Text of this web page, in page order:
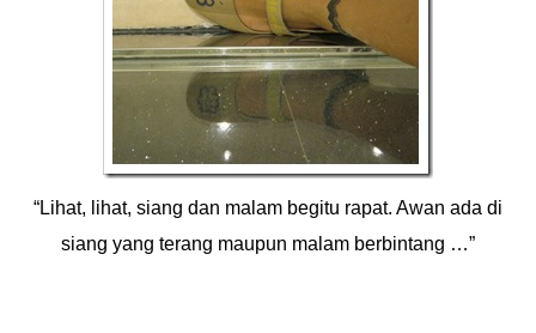
“Lihat, lihat, siang dan malam begitu rapat. Awan ada di
siang yang terang maupun malam berbintang …”